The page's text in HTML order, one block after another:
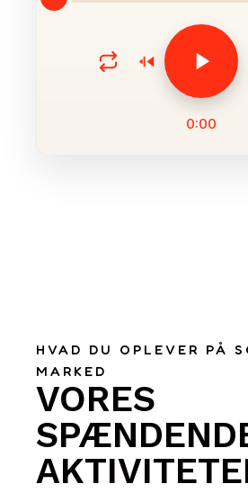
0:00
HVAD DU OPLEVER PÅ
MARKED
VORES